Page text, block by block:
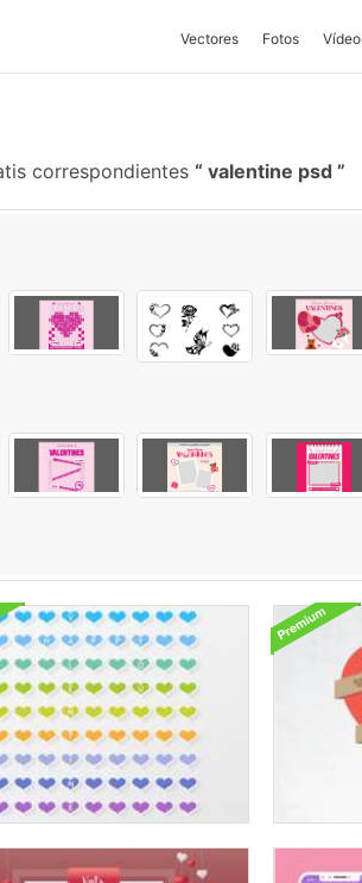
Vectores Fotos Vídeo
correspondientes valentine psd